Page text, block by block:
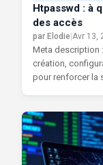
Htpasswd : à
des accès
par Elodie Avr 13,
Meta description
création,
pour renforcer la